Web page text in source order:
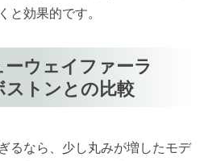
と効果的です。
ウェイファーラ
ストンとの比較
るなら、少し丸みが増したモデ